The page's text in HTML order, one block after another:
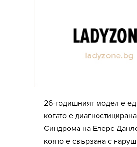
26-годишният модел е
когато е
Синдрома на Елерс-
която е свързана с